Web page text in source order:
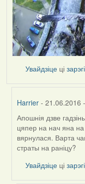
Увайдзіце ці
Harrier - 21.06.2016
In
reply
to
by
Harrier
Апошнія дзве
цяпер на нач яна на
вярнулася. Варта
страты на раніцу?
Увайдзіце ці